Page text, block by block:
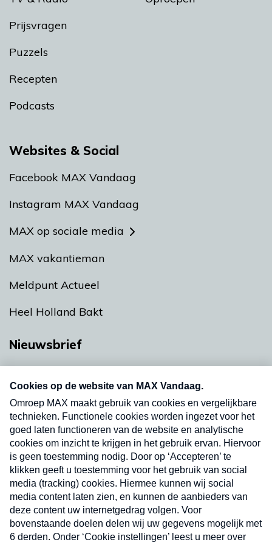
Prijsvragen
Puzzels
Recepten
Podcasts
Websites & Social
Facebook MAX Vandaag
Instagram MAX Vandaag
MAX op sociale media
MAX vakantieman
Meldpunt Actueel
Heel Holland Bakt
Nieuwsbrief
nieuwsbrief. Elke vrijdag- en dinsdagochtend in
uw mailbox.
Verzend